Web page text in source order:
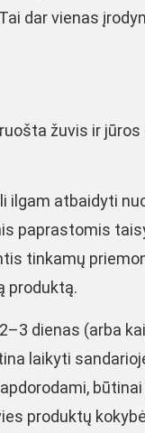
dar vienas
žuvis ir
ilgam atbaidyti
paprastomis
tinkamų
produktą.
dienas (arba
laikyti
produktų